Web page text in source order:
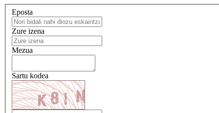
Eposta
Zure izena
Mezua
Sartu kodea